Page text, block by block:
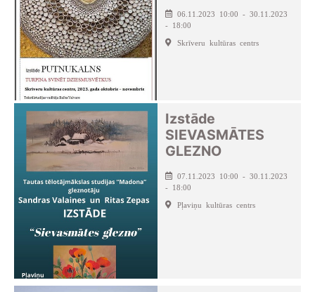
06.11.2023 10:00 - 30.11.2023
- 18:00
Skrīveru kultūras centrs
Izstāde
SIEVASMĀTES
GLEZNO
07.11.2023 10:00 - 30.11.2023
- 18:00
Pļaviņu kultūras centrs